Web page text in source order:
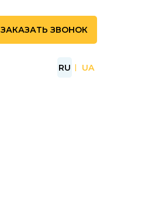
ЗАКАЗАТЬ ЗВОНОК
RU UA